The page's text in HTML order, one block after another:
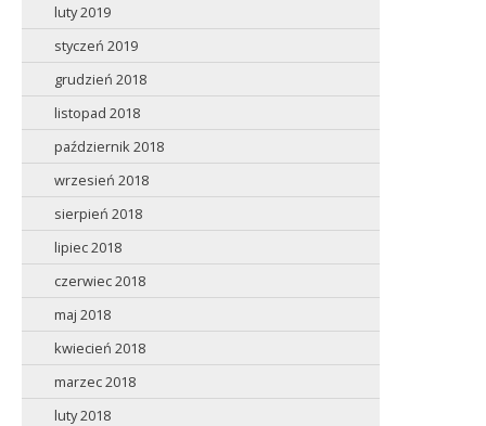
luty 2019
styczeń 2019
grudzień 2018
listopad 2018
październik 2018
wrzesień 2018
sierpień 2018
lipiec 2018
czerwiec 2018
maj 2018
kwiecień 2018
marzec 2018
luty 2018